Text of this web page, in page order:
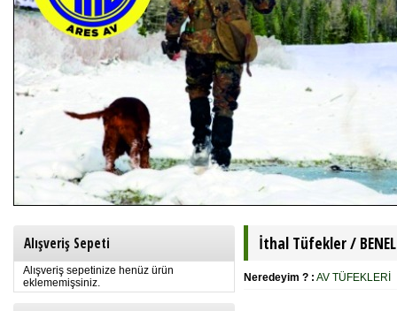
Alışveriş Sepeti
Alışveriş sepetinize henüz ürün
eklememişsiniz.
İthal Tüfekler /
Neredeyim ? : AV TÜFEKLERİ